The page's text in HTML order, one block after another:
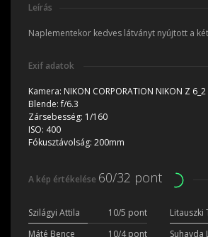
Leírás
Naplementekor kedves látványt nyújtott a
Exif adatok
Kamera: NIKON CORPORATION NIKON Z 6_2
Blende:f/6.3
Zársebesség: 1/160
ISO: 400
Fókusztávolság: 200mm
A kép értékelése 60/32 pont
Szilágyi Attila 10/5 pont Litauszki
Máté Bence
10/4 pont Suhayda